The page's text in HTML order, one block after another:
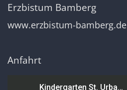
Erzbistum Bamberg
www.erzbistum-bamberg.de
Anfahrt